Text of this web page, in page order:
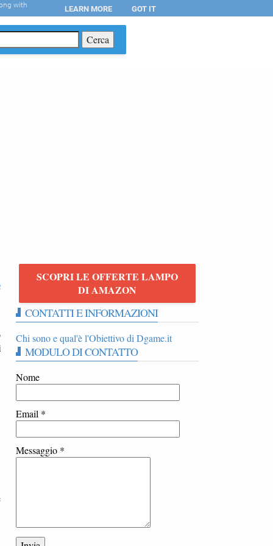
SCOPRI LE OFFERTE LAMPO
DI AMAZON
CONTATTI E INFORMAZIONI
Chi sono e qual'è l'Obiettivo di Dgame.it
MODULO DI CONTATTO
Nome
Email *
Messaggio *
with LEARN MORE GOT IT